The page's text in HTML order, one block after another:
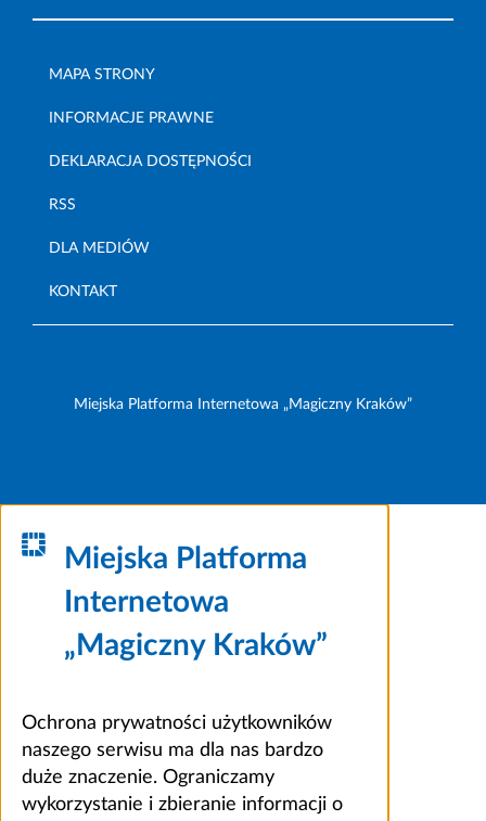
MAPA STRONY
INFORMACJE PRAWNE
DEKLARACJA DOSTĘPNOŚCI
RSS
DLA MEDIÓW
KONTAKT
Miejska Platforma Internetowa „Magiczny Kraków”
Miejska Platforma
Internetowa
„Magiczny Kraków”
Ochrona prywatności użytkowników
naszego serwisu ma dla nas bardzo
duże znaczenie. Ograniczamy
wykorzystanie i zbieranie informacji o